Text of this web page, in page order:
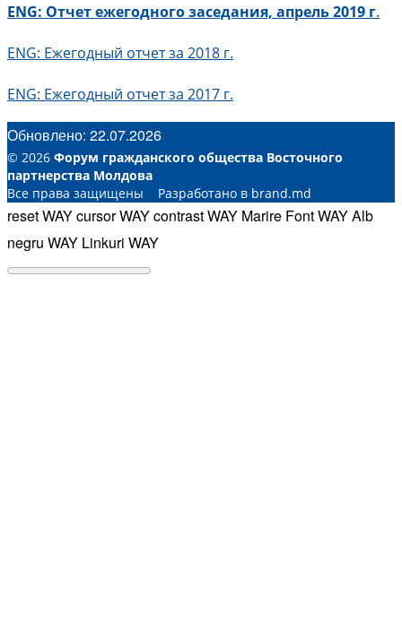
ENG: Отчет ежегодного заседания, апрель 2019 г.
ENG: Ежегодный отчет за 2018 г.
ENG: Ежегодный отчет за 2017 г.
Обновлено: 22.07.2026
© 2026 Форум гражданского общества Восточного
партнерства Молдова
Все права защищены Разработано в brand.md
reset WAYcursor WAYcontrast WAY Marire Font WAYAlb
negru WAY Linkuri WAY